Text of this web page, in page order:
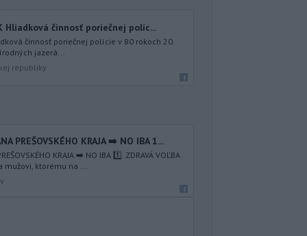
Hliadková činnosť poriečnej políc...
činnosť poriečnej polície v 80 rokoch 20.
jazerá...
republiky
PREŠOVSKÉHO KRAJA ➡️ NO IBA 1️...
KRAJA ➡️ NO IBA 1️⃣. ZDRAVÁ VOĽBA
mužovi, ktorému na ...